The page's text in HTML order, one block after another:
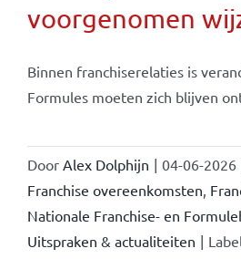
voorgenomen
Binnen franchiserelaties is
Formules moeten zich blijven
Door Alex Dolphijn | 04-06-2026
Franchise overeenkomsten
Nationale Franchise- en
Uitspraken & actualiteiten |